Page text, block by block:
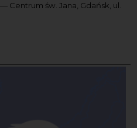
Centrum św. Jana, Gdańsk, ul.
„Nie ma duchów w